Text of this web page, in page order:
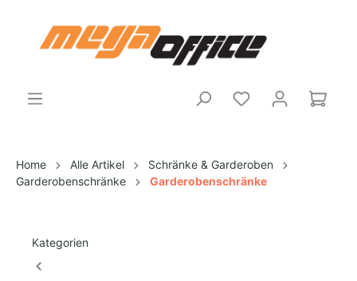
Home Alle Artikel
Schränke & Garderoben
Garderobenschränke
Garderobenschränke
Kategorien